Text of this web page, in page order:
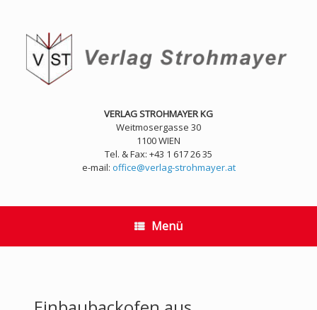
springen
VERLAG STROHMAYER KG
Weitmosergasse 30
1100 WIEN
Tel. & Fax: +43 1 617 26 35
e-mail: office@verlag-strohmayer.at
Menü